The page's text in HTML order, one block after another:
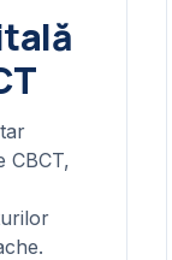
CBCT,